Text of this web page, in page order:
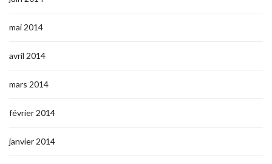
mai 2014
avril 2014
mars 2014
février 2014
janvier 2014